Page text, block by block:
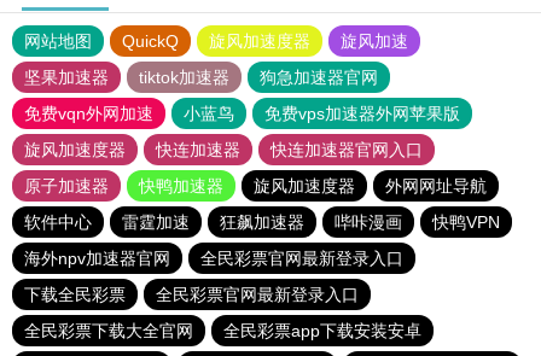
网站地图 QuickQ 旋风加速度器
旋风加速
坚果加速器
tiktok加速器
狗急加速器官网
免费vqn外网加速
小蓝鸟
免费vps加速器外网苹果版
旋风加速度器
快连加速器
快连加速器官网入口
原子加速器
快鸭加速器 旋风加速度器
外网网址导航
软件中心
雷霆加速 狂飙加速器 哔咔漫画
快鸭VPN
海外npv加速器官网
全民彩票官网最新登录入口
下载全民彩票
全民彩票官网最新登录入口
全民彩票下载大全官网
全民彩票app下载安装安卓